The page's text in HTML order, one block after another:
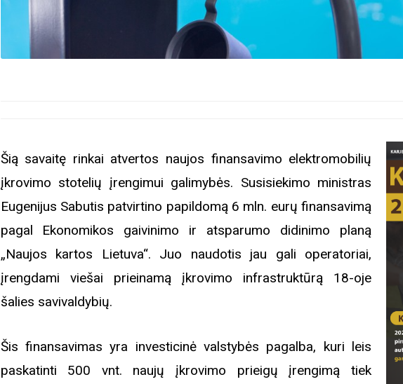
Šią savaitę rinkai atvertos naujos finansavimo elektromobilių
įkrovimo stotelių įrengimui galimybės. Susisiekimo ministras
Eugenijus Sabutis patvirtino papildomą 6 mln. eurų finansavimą
pagal Ekonomikos gaivinimo ir atsparumo didinimo planą
„Naujos kartos Lietuva“. Juo naudotis jau gali operatoriai,
įrengdami viešai prieinamą įkrovimo infrastruktūrą 18-oje
šalies savivaldybių.
Šis finansavimas yra investicinė valstybės pagalba, kuri leis
paskatinti 500 vnt. naujų įkrovimo prieigų įrengimą tiek